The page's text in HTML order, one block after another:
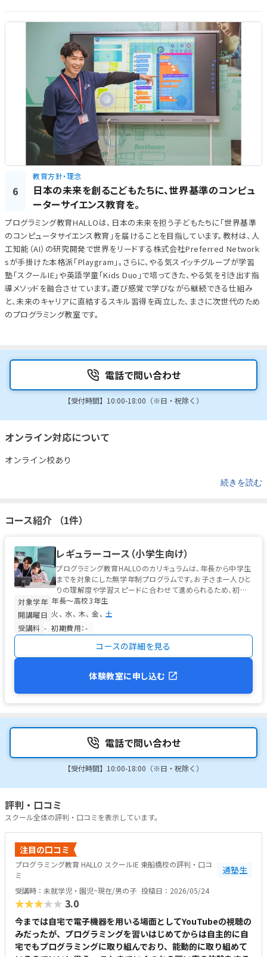
6
教育方針・理念
日本の未来を創るこどもたちに、世界基準のコンピュ
ーターサイエンス教育を。
プログラミング教育HALLOは、日本の未来を担う子どもたちに「世界基準
のコンピュータサイエンス教育」を届けることを目指しています。教材は、人
工知能（AI）の研究開発で世界をリードする株式会社Preferred Network
sが手掛けた本格派「Playgram」。さらに、やる気スイッチグループが学習
塾「スクールIE」や英語学童「Kids Duo」で培ってきた、やる気を引き出す指
導メソッドを融合させています。遊び感覚で学びながら継続できる仕組み
と、未来のキャリアに直結するスキル習得を両立した、まさに次世代のため
のプログラミング教室です。
電話で問い合わせ
【受付時間】10:00-18:00（※日・祝除く）
オンライン対応について
オンライン校あり
続きを読む
コース紹介 （1件）
レギュラーコース（小学生向け）
プログラミング教育HALLOのカリキュラムは、年長から中学生
までを対象にした無学年制プログラムです。お子さま一人ひと
りの理解度や学習スピードに合わせて進められるため、初心
者から経験者まで安心して...
対象学年 年長〜高校3年生
開講曜日 火 水 木 金
土
受講料 - 初期費用：-
コースの詳細を見る
体験教室に申し込む
電話で問い合わせ
【受付時間】10:00-18:00（※日・祝除く）
評判・口コミ
スクール全体の評判・口コミを表示しています。
注目の口コミ
プログラミング教育 HALLO スクールIE 東船橋校の評判・口コ
ミ
通塾生
受講時：未就学児・園児~現在/男の子 投稿日：2026/05/24
★★★★★ 3.0
今までは自宅で電子機器を用いる場面としてYouTubeの視聴の
みだったが、プログラミングを習いはじめてからは自主的に自
宅でもプログラミングに取り組んでおり、能動的に取り組めて